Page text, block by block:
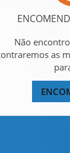
Não
as